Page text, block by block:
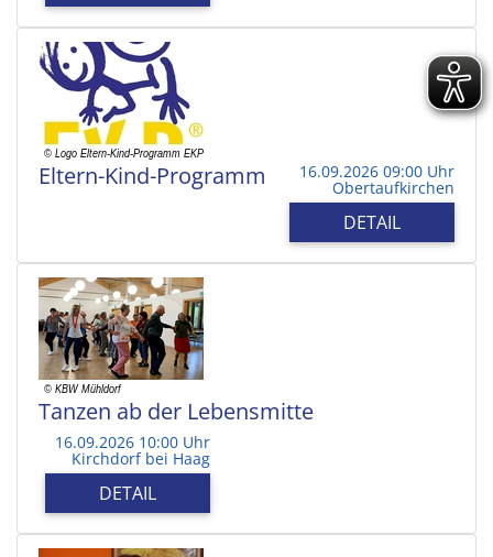
Eltern-Kind-Programm 16.09.2026 09:00 Uhr
Obertaufkirchen
DETAIL
Tanzen ab der Lebensmitte
16.09.2026 10:00 Uhr
Kirchdorf bei Haag
DETAIL